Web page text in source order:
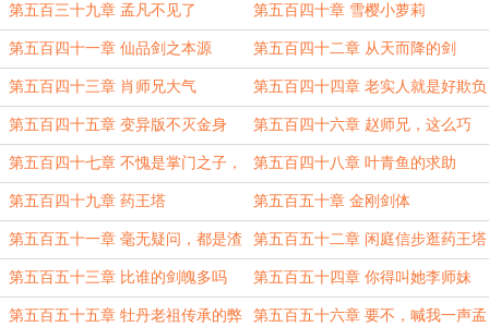
气
第五百三十九章 孟凡不见了 第五百四十章 雪樱小萝莉
第五百四十一章 仙品剑之本源 第五百四十二章 从天而降的剑
光……
第五百四十三章 肖师兄大气 第五百四十四章 老实人就是好欺负
第五百四十五章 变异版不灭金身 第五百四十六章 赵师兄，这么巧
第五百四十七章 不愧是掌门之子，
前途无量
第五百四十八章 叶青鱼的求助
第五百四十九章 药王塔 第五百五十章 金刚剑体
第五百五十一章 毫无疑问，都是渣
渣
第五百五十二章 闲庭信步逛药王塔
第五百五十三章 比谁的剑魄多吗 第五百五十四章 你得叫她李师妹
第五百五十五章 牡丹老祖传承的弊 第五百五十六章 要不，喊我一声孟